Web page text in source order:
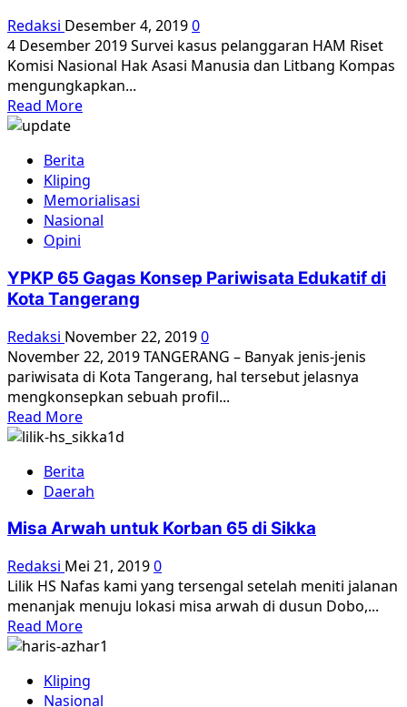
Redaksi Desember 4, 20190
4 Desember 2019 Survei kasus pelanggaran HAM Riset
Komisi Nasional Hak Asasi Manusia dan Litbang Kompas
mengungkapkan...
Read MoreRead
Nuansa
politis
menjadi
hambatan
Jokowi
dalam
kasus-
kasus
HAM
masa
lalu
Berita
Kliping
Memorialisasi
Nasional
Opini
YPKP 65 Gagas Konsep Pariwisata Edukatif di
Kota Tangerang
Redaksi November 22, 20190
November 22, 2019 TANGERANG – Banyak jenis-jenis
pariwisata di Kota Tangerang, hal tersebut jelasnya
mengkonsepkan sebuah profil...
Read MoreRead
more
YPKP
65
Konsep
Pariwisata
Edukatif
di
Kota
Tangerang
Berita
Daerah
Misa Arwah untuk Korban 65 di Sikka
Redaksi Mei 21, 20190
Lilik HS Nafas kami yang tersengal setelah meniti jalanan
menanjak menuju lokasi misa arwah di dusun Dobo,...
Read MoreRead
more
Misa
Kliping
Nasional